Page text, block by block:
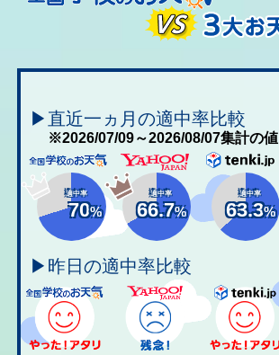
▶直近一ヵ月の適中率比較
※2026/07/09～2026/08/07集計の値
適中率
70%
適中率
66.7%
適中率
63.3%
▶昨日の適中率比較